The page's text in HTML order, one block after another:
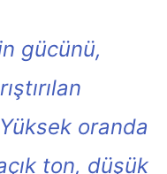
gücünü,
oranda
ton, düşük